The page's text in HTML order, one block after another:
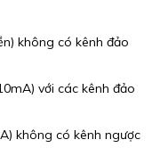
không có kênh đảo
với các kênh đảo
không có kênh ngược